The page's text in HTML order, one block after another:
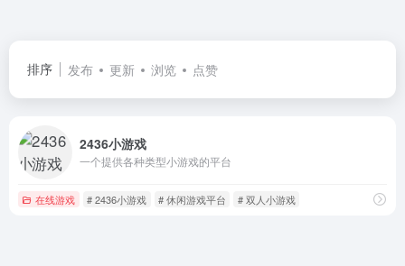
排序 发布 更新 浏览 点赞
2436小游戏
一个提供各种类型小游戏的平台
在线游戏 # 2436小游戏 # 休闲游戏平台 # 双人小游戏